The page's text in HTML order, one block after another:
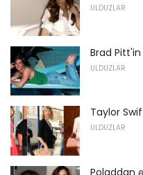
ULDUZLAR
Brad
ULDUZLAR
Taylor
ULDUZLAR
Poladdan